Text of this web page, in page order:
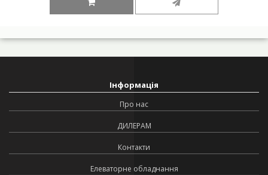
Інформація
Про нас
ДИЛЕРАМ
Контакти
Елеваторне обладнання